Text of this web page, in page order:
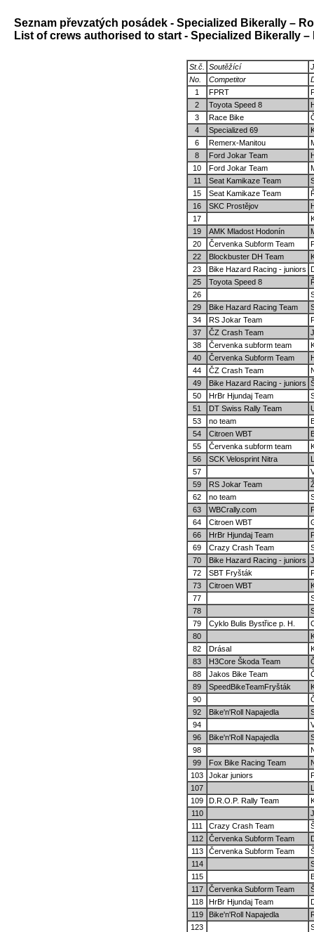
Seznam převzatých posádek - Specialized Bikerally –
List of crews authorised to start - Specialized Bikerally –
St.č. Soutěžící
No.
Competitor
1
FPRT
2
Toyota Speed 8
3
Race Bike
4
Specialized 69
6
Remerx-Manitou
8
Ford Jokar Team
10
Ford Jokar Team
11
Seat Kamikaze Team
15
Seat Kamikaze Team
16
SKC Prostějov
17
19
AMK Mladost Hodonín
20
Červenka Subform Team
22
Blockbuster DH Team
23
Bike Hazard Racing - juniors
25
Toyota Speed 8
26
29
Bike Hazard Racing Team
34
RS Jokar Team
37
ČZ Crash Team
38
Červenka subform team
40
Červenka Subform Team
44
ČZ Crash Team
49
Bike Hazard Racing - juniors
50
HrBr Hjundaj Team
51
DT Swiss Rally Team
53
no team
54
Citroen WBT
55
Červenka subform team
56
SCK Velosprint Nitra
57
59
RS Jokar Team
62
no team
63
WBCrally.com
64
Citroen WBT
66
HrBr Hjundaj Team
69
Crazy Crash Team
70
Bike Hazard Racing - juniors
72
SBT Fryšták
73
Citroen WBT
77
78
79
Cyklo Bulis Bystřice p. H.
80
82
Drásal
83
H3Core Škoda Team
88
Jakos Bike Team
89
SpeedBikeTeamFryšták
90
92
Bike'n'Roll Napajedla
94
96
Bike'n'Roll Napajedla
98
99
Fox Bike Racing Team
103
Jokar juniors
107
109
D.R.O.P. Rally Team
110
111
Crazy Crash Team
112
Červenka Subform Team
113
Červenka Subform Team
114
115
117
Červenka Subform Team
118
HrBr Hjundaj Team
119
Bike'n'Roll Napajedla
123